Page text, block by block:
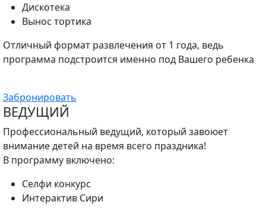
Дискотека
Вынос тортика
Отличный формат развлечения от 1 года, ведь
программа подстроится именно под Вашего ребенка
Забронировать
ВЕДУЩИЙ
Профессиональный ведущий, который завоюет
внимание детей на время всего праздника!
В программу включено:
Селфи конкурс
Интерактив Сири